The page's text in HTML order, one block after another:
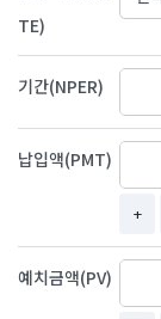
TE)
기간(NPER)
납입액(PMT)
+
예치금액(PV)